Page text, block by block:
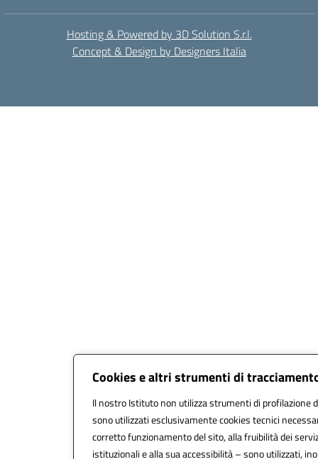
Cookies e altri strumenti di
Il nostro Istituto non utilizza strumenti di profilazione
sono utilizzati esclusivamente cookies tecnici
corretto funzionamento del sito, alla fruibilità dei
istituzionali e alla sua accessibilità – sono utilizzati,
Hosting & Powered by 3D Solution S.r.l.
Concept & Design by Designers Italia